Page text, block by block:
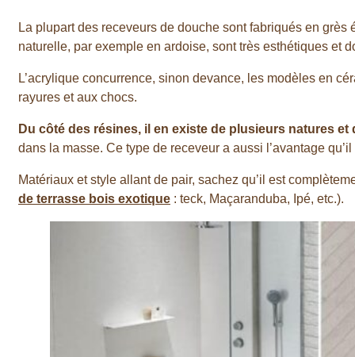
La plupart des receveurs de douche sont fabriqués en
naturelle, par exemple en ardoise, sont très esthétiques et
L’acrylique concurrence, sinon devance, les modèles en
rayures et aux chocs.
Du côté des résines, il en existe de plusieurs natures
dans la masse. Ce type de receveur a aussi l’avantage
Matériaux et style allant de pair, sachez qu’il est
de terrasse bois exotique : teck, Maçaranduba, Ipé, etc.).